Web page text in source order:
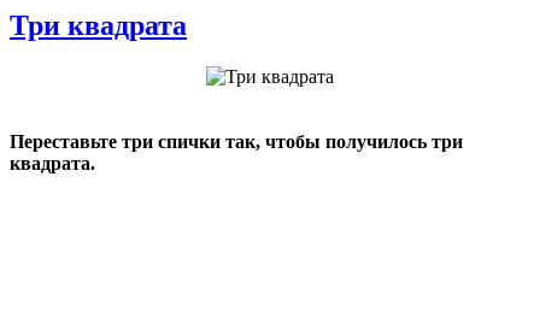
Три квадрата
Переставьте три спички так, чтобы получилось три
квадрата.